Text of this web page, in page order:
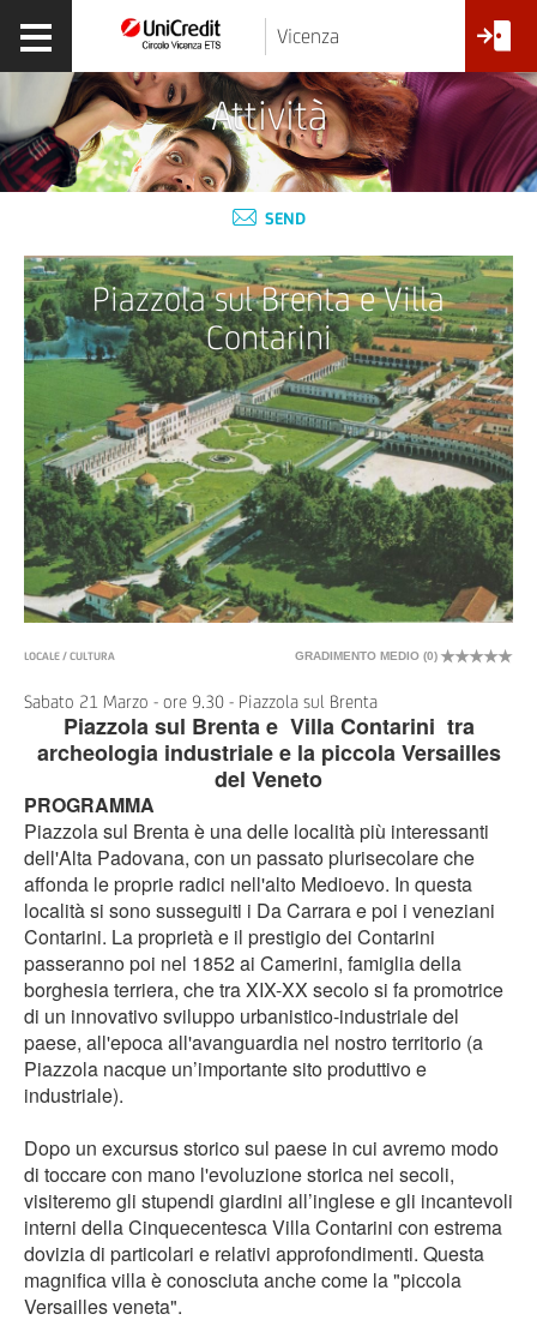
Vicenza
Attività
SEND
Piazzola sul Brenta e Villa
Contarini
LOCALE / CULTURA GRADIMENTO MEDIO (0)
Sabato 21 Marzo - ore 9.30 - Piazzola sul Brenta
Piazzola sul Brenta e Villa Contarini tra
archeologia industriale e la piccola Versailles
del Veneto
PROGRAMMA
Piazzola sul Brenta è una delle località più interessanti
dell'Alta Padovana, con un passato plurisecolare che
affonda le proprie radici nell'alto Medioevo. In questa
località si sono susseguiti i Da Carrara e poi i veneziani
Contarini. La proprietà e il prestigio dei Contarini
passeranno poi nel 1852 ai Camerini, famiglia della
borghesia terriera, che tra XIX-XX secolo si fa promotrice
di un innovativo sviluppo urbanistico-industriale del
paese, all'epoca all'avanguardia nel nostro territorio (a
Piazzola nacque un’importante sito produttivo e
industriale).
Dopo un excursus storico sul paese in cui avremo modo
di toccare con mano l'evoluzione storica nei secoli,
visiteremo gli stupendi giardini all’inglese e gli incantevoli
interni della Cinquecentesca Villa Contarini con estrema
dovizia di particolari e relativi approfondimenti. Questa
magnifica villa è conosciuta anche come la "piccola
Versailles veneta".